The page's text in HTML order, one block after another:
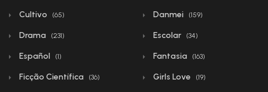
Cultivo (65) Danmei (159)
Drama (231) Escolar (34)
Español (1) Fantasia (163)
Ficção Científica (36) Girls Love (19)